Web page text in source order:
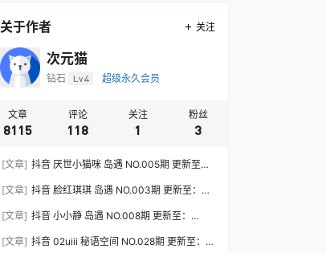
关于作者 关注
次元猫
钻石 Lv4 超级永久会员
文章
8115
评论
118
关注
1
粉丝
3
[文章] 抖音 厌世小猫咪 岛遇 NO.005期 更新至：
[文章] 抖音 脸红琪琪 岛遇 NO.003期 更新至：
[文章] 抖音 小小静 岛遇 NO.008期 更新至：
[文章] 抖音 02uiii 秘语空间 NO.028期 更新至：